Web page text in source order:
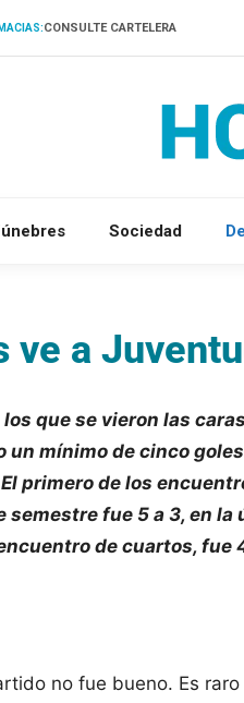
CONSULTE CARTELERA
Sociedad
ve a
que se vieron las
mínimo de cinco
primero de los
semestre fue 5 a 3, en
de cuartos, fue
no fue bueno. Es